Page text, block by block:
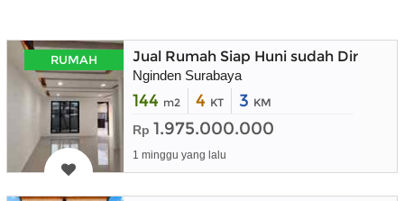
RUMAH Jual Rumah Siap Huni sudah
Nginden Surabaya
144 m2 4 KT 3 KM
Rp 1.975.000.000
1 minggu yang lalu